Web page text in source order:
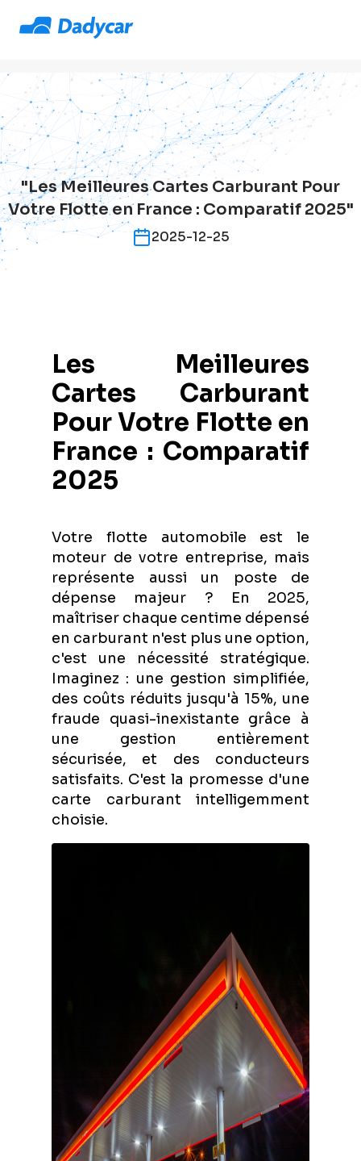
"Les Meilleures Cartes Carburant Pour
Votre Flotte en France : Comparatif 2025"
2025-12-25
Les Meilleures
Cartes Carburant
Pour Votre Flotte en
France : Comparatif
2025
Votre flotte automobile est le
moteur de votre entreprise, mais
représente aussi un poste de
dépense majeur ? En 2025,
maîtriser chaque centime dépensé
en carburant n'est plus une option,
c'est une nécessité stratégique.
Imaginez : une gestion simplifiée,
des coûts réduits jusqu'à 15%, une
fraude quasi-inexistante grâce à
une gestion entièrement
sécurisée, et des conducteurs
satisfaits. C'est la promesse d'une
carte carburant intelligemment
choisie.